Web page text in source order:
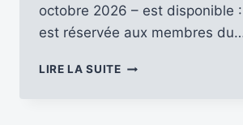
octobre 2026 – est disponible
est réservée aux membres
LIRE LA SUITELA